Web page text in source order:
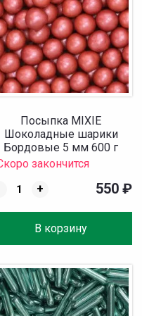
Посыпка MIXIE
Шоколадные шарики
Бордовые 5 мм 600 г
закончится
+
В корзину
550 ₽